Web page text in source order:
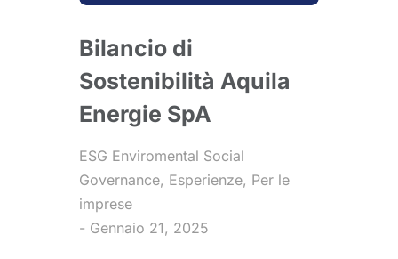
Bilancio di
Sostenibilità Aquila
Energie SpA
ESG Enviromental Social
Governance, Esperienze, Per le
imprese
Gennaio 21, 2025